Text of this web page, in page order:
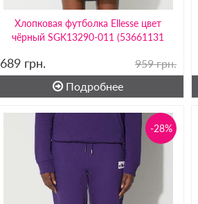
Хлопковая футболка Ellesse цвет
чёрный SGK13290-011 (53661131
689 грн.
959 грн.
Подробнее
-28%